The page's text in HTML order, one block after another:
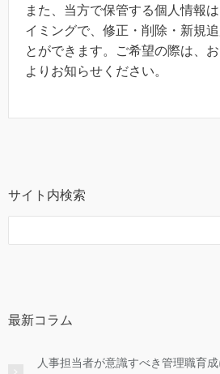
また、当方で保管する個人情報
イミングで、修正・削除・新規
とができます。ご希望の際は、
よりお知らせください。
サイト内検索
最新コラム
人事担当者が意識すべき管理職育